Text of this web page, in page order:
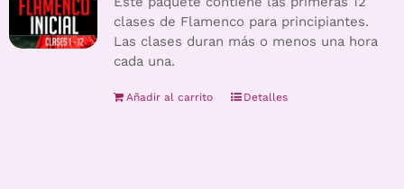
clases de Flamenco para principiantes.
Las clases duran más o menos una hora
cada una.
Añadir al carrito Detalles